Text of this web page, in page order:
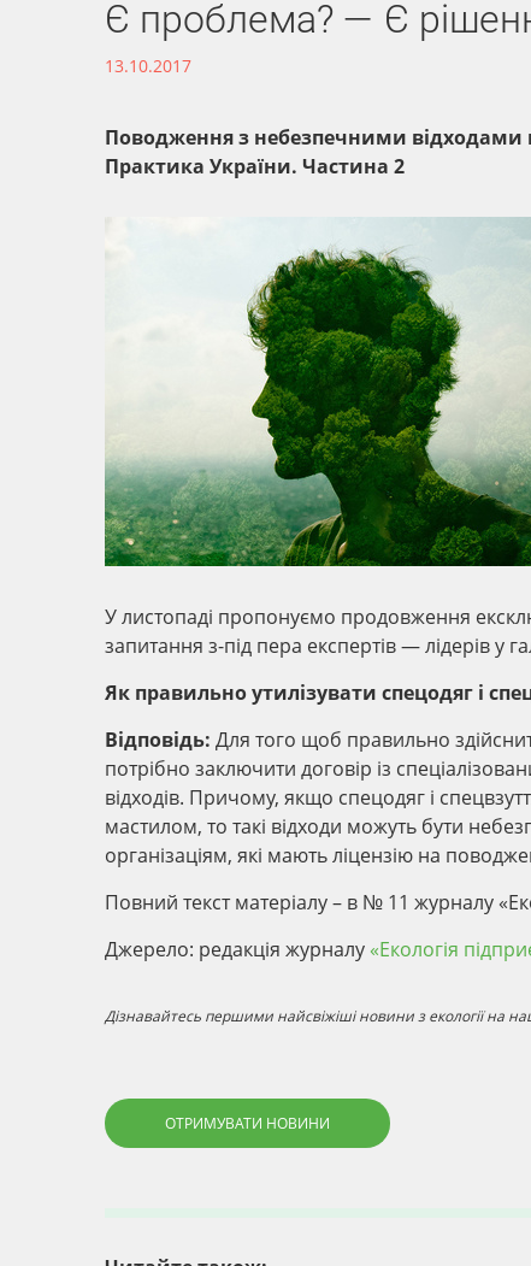
Є проблема? — Є
13.10.2017
Поводження з небезпечними відходами
Практика України. Частина 2
У листопаді пропонуємо продовження
запитання з-під пера експертів — лідерів у
Як правильно утилізувати спецодяг і
Відповідь: Для того щоб правильно
потрібно заключити договір із
відходів. Причому, якщо спецодяг і
мастилом, то такі відходи можуть бути
організаціям, які мають ліцензію на
Повний текст матеріалу – в № 11 журналу
Джерело: редакцiя журналу «Екологія
Дізнавайтесь першими найсвіжіші новини з екології на
ОТРИМУВАТИ НОВИНИ